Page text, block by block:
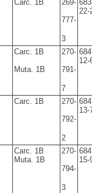
Carc. 1B
269-
777-
3
22-
Carc. 1B
Muta. 1B
270-
791-
7
12-
Carc. 1B
270-
792-
2
13-
Carc. 1B
Muta. 1B
270-
794-
3
15-